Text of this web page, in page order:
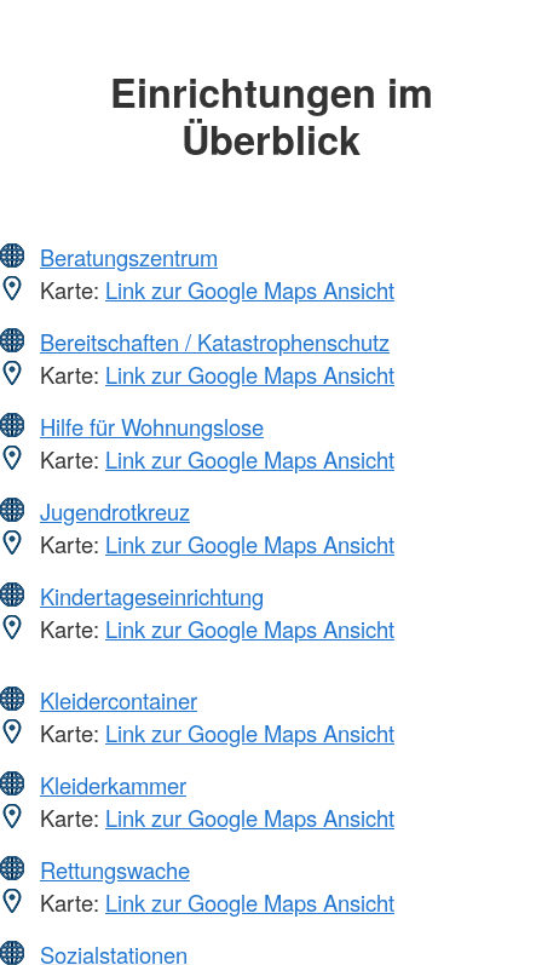
Einrichtungen im
Überblick
Beratungszentrum
Karte: Link zur Google Maps Ansicht
Bereitschaften / Katastrophenschutz
Karte: Link zur Google Maps Ansicht
Hilfe für Wohnungslose
Karte: Link zur Google Maps Ansicht
Jugendrotkreuz
Karte: Link zur Google Maps Ansicht
Kindertageseinrichtung
Karte: Link zur Google Maps Ansicht
Kleidercontainer
Karte: Link zur Google Maps Ansicht
Kleiderkammer
Karte: Link zur Google Maps Ansicht
Rettungswache
Karte: Link zur Google Maps Ansicht
Sozialstationen